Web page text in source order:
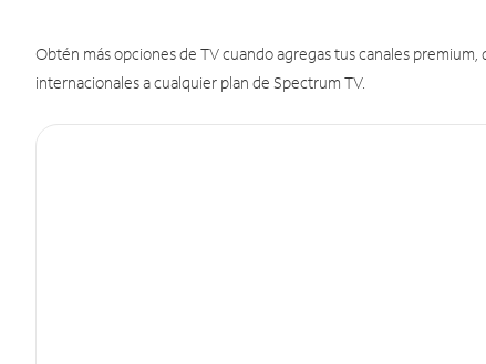
Obtén más opciones de TV cuando agregas tus canales
internacionales a cualquier plan de Spectrum TV.